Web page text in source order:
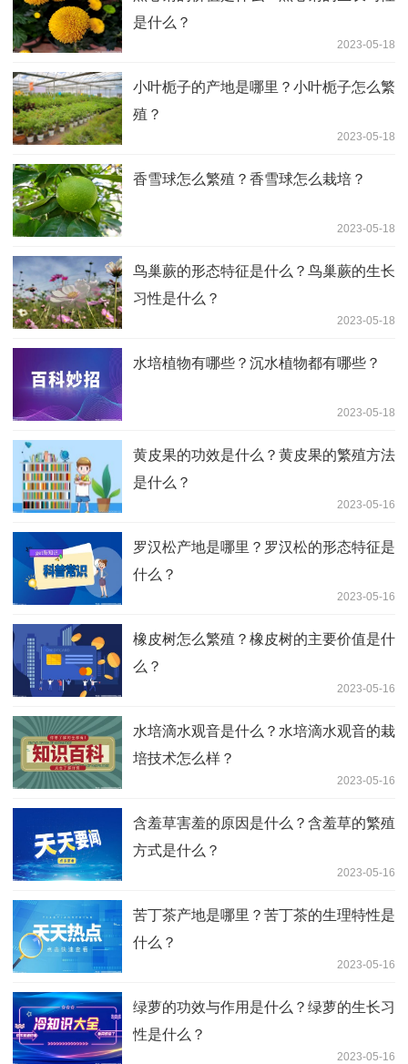
是什么？
2023-05-18
小叶栀子的产地是哪里？小叶栀子怎么繁
殖？
2023-05-18
香雪球怎么繁殖？香雪球怎么栽培？
2023-05-18
鸟巢蕨的形态特征是什么？鸟巢蕨的生长
习性是什么？
2023-05-18
水培植物有哪些？沉水植物都有哪些？
2023-05-18
黄皮果的功效是什么？黄皮果的繁殖方法
是什么？
2023-05-16
罗汉松产地是哪里？罗汉松的形态特征是
什么？
2023-05-16
橡皮树怎么繁殖？橡皮树的主要价值是什
么？
2023-05-16
水培滴水观音是什么？水培滴水观音的栽
培技术怎么样？
2023-05-16
含羞草害羞的原因是什么？含羞草的繁殖
方式是什么？
2023-05-16
苦丁茶产地是哪里？苦丁茶的生理特性是
什么？
2023-05-16
绿萝的功效与作用是什么？绿萝的生长习
性是什么？
2023-05-16